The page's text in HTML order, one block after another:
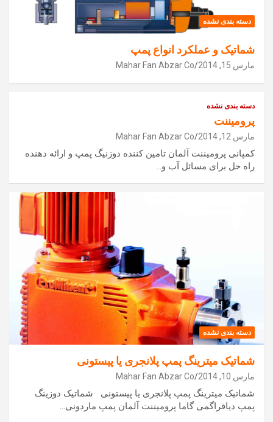
دسته بندی نشده
شماتیک و عملکرد انواع پمپ
مارس 15, 2014 Mahar Fan Abzar Co
دسته بندی نشده
پرومیننت
مارس 12, 2014 Mahar Fan Abzar Co
کمپانی پرومیننت آلمان تامین کننده دوزنیگ پمپ و ارائه دهنده
راه حل برای مسائل آب و…
دسته بندی نشده
شماتیک میترینگ پمپ پلانجری یا پیستونی
مارس 10, 2014 Mahar Fan Abzar Co
شماتیک میترینگ پمپ پلانجری یا پیستونی شماتیک دوزینگ
پمپ دیافراگمی گاما پرومیننت آلمان پمپ ماردونی…